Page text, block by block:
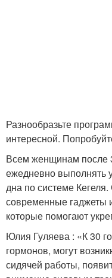
Разнообразьте
интересной.
Всем женщинам после
ежедневно выполнять
дна по системе
современные гаджеты
которые помогают
Юлия Гуляева : «К 30
гормонов, могут
сидячей работы,